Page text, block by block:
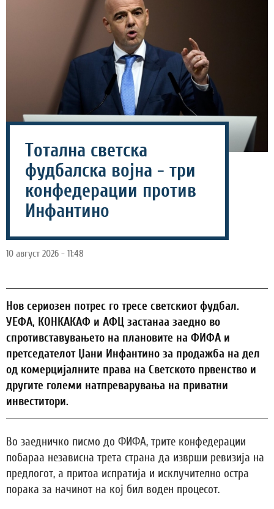
Тотална светска
фудбалска војна - три
конфедерации против
Инфантино
10 август 2026 - 11:48
Нов сериозен потрес го тресе светскиот фудбал.
УЕФА, КОНКАКАФ и АФЦ застанаа заедно во
спротивставувањето на плановите на ФИФА и
претседателот Џани Инфантино за продажба на дел
од комерцијалните права на Светското првенство и
другите големи натпреварувања на приватни
инвеститори.
Во заедничко писмо до ФИФА, трите конфедерации
побараа независна трета страна да изврши ревизија на
предлогот, а притоа испратија и исклучително остра
порака за начинот на кој бил воден процесот.